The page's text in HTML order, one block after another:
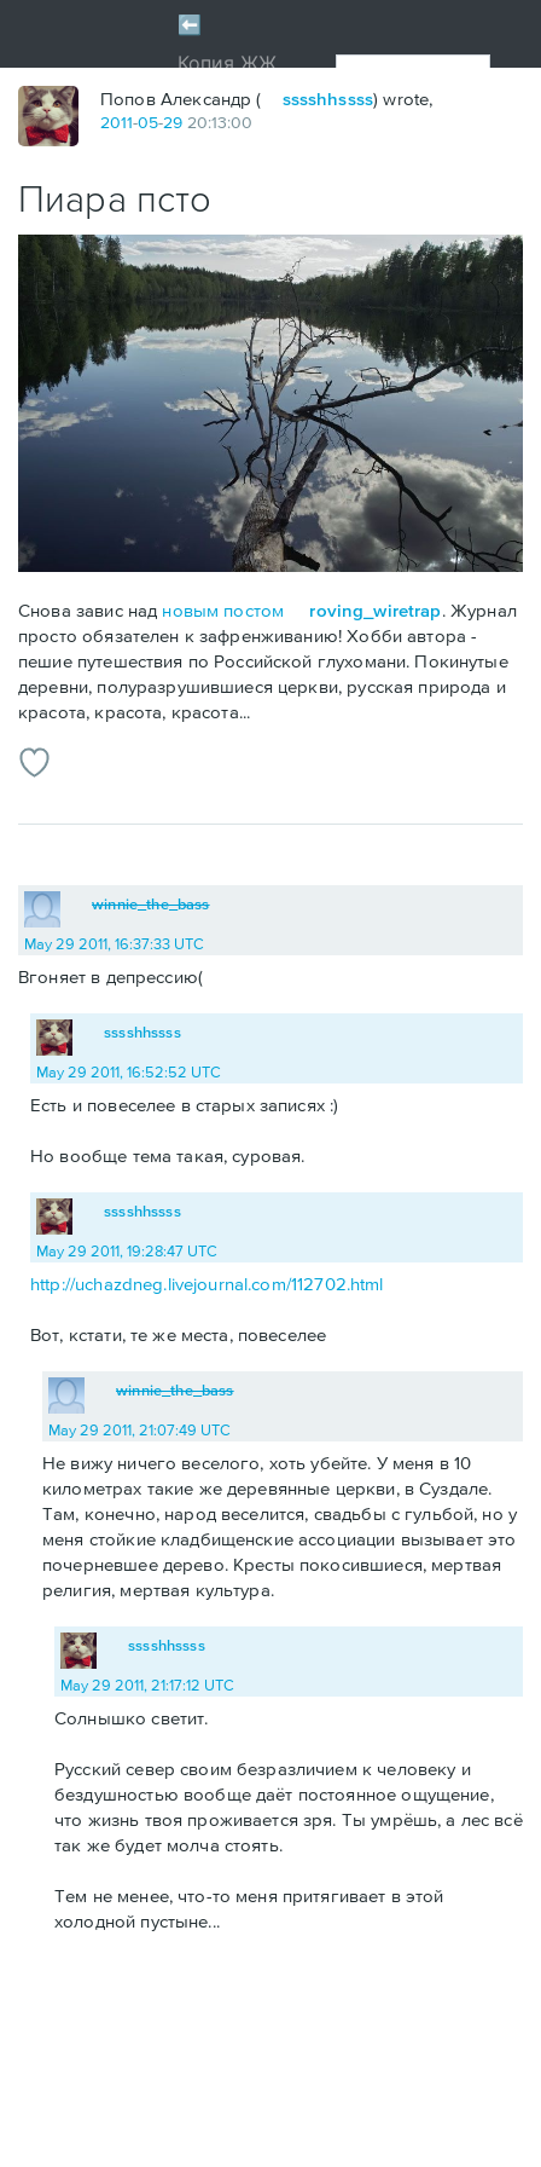
Попов Александр ( sssshhssss) wrote,
2011-05-29 20:13:00
Пиара псто
Снова завис над новым постом roving_wiretrap. Журнал
просто обязателен к зафренживанию! Хобби автора -
пешие путешествия по Российской глухомани. Покинутые
деревни, полуразрушившиеся церкви, русская природа и
красота, красота, красота...
winnie_the_bass
May 29 2011, 16:37:33 UTC
Вгоняет в депрессию(
sssshhssss
May 29 2011, 16:52:52 UTC
Есть и повеселее в старых записях :)
Но вообще тема такая, суровая.
sssshhssss
May 29 2011, 19:28:47 UTC
http://uchazdneg.livejournal.com/112702.html
Вот, кстати, те же места, повеселее
winnie_the_bass
May 29 2011, 21:07:49 UTC
Не вижу ничего веселого, хоть убейте. У меня в 10
километрах такие же деревянные церкви, в Суздале.
Там, конечно, народ веселится, свадьбы с гульбой, но у
меня стойкие кладбищенские ассоциации вызывает это
почерневшее дерево. Кресты покосившиеся, мертвая
религия, мертвая культура.
sssshhssss
May 29 2011, 21:17:12 UTC
Солнышко светит.
Русский север своим безразличием к человеку и
бездушностью вообще даёт постоянное ощущение,
что жизнь твоя проживается зря. Ты умрёшь, а лес всё
так же будет молча стоять.
Тем не менее, что-то меня притягивает в этой
холодной пустыне...